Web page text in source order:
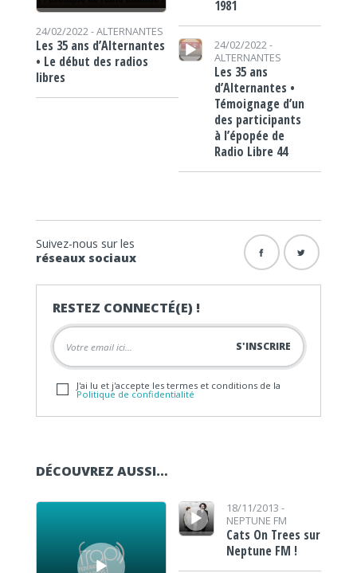
24/02/2022 -ALTERNANTES
Les 35 ans d’Alternantes
• Le début des radios
libres
1981
Lecteur audio
24/02/2022 -
ALTERNANTES
Les 35 ans
d’Alternantes •
Témoignage d’un
des participants
à l’épopée de
Radio Libre 44
Suivez-nous sur les
réseaux sociaux
RESTEZ CONNECTÉ(E) !
J'ai lu et j'accepte les termes et conditions de la
Politique de confidentialité
DÉCOUVREZ AUSSI…
Lecteur audio
Lecteur audio18/11/2013 -
NEPTUNE FM
Cats On Trees sur
Neptune FM !